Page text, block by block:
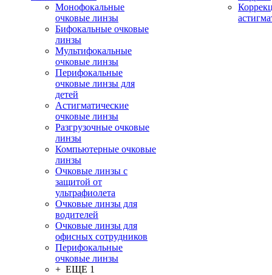
Монофокальные
очковые линзы
Бифокальные очковые
линзы
Мультифокальные
очковые линзы
Перифокальные
очковые линзы для
детей
Астигматические
очковые линзы
Разгрузочные очковые
линзы
Компьютерные очковые
линзы
Очковые линзы с
защитой от
ультрафиолета
Очковые линзы для
водителей
Очковые линзы для
офисных сотрудников
Перифокальные
очковые линзы
+ ЕЩЕ 1